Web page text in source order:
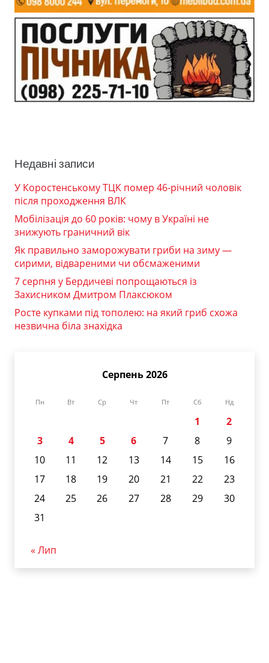
Недавні записи
У Коростенському ТЦК помер 46-річний чоловік
після проходження ВЛК
Мобілізація до 60 років: чому в Україні не
знижують граничний вік
Як правильно заморожувати гриби на зиму —
сирими, відвареними чи обсмаженими
7 серпня у Бердичеві попрощаються із
Захисником Дмитром Плаксюком
Росте купками під тополею: на який гриб схожа
незвична біла знахідка
Серпень 2026
Пн Вт Ср Чт Пт Сб Нд
1
2
3
4 5 6 7 8
9
10
11 12 13 14 15
16
17
18 19 20 21 22
23
24
25 26 27 28 29
30
31
« Лип